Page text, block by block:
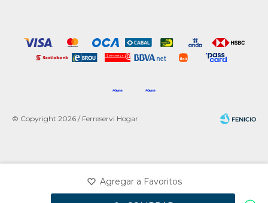
© Copyright 2026 / Ferreservi Hogar
Fenicio